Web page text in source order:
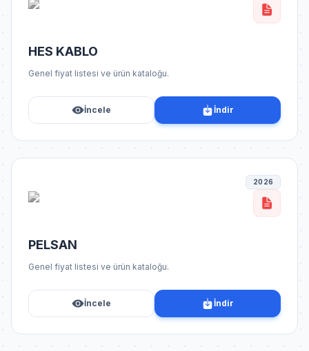
HES KABLO
Genel fiyat listesi ve ürün kataloğu.
İncele İndir
2026
PELSAN
Genel fiyat listesi ve ürün kataloğu.
İncele İndir